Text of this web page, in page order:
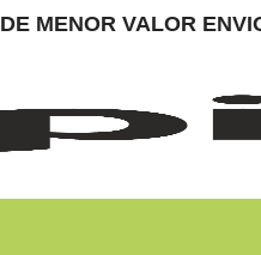
MENOR VALOR